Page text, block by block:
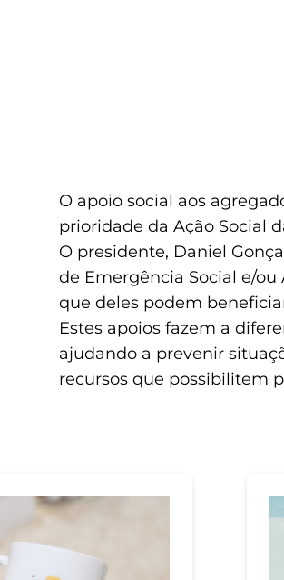
O apoio social aos
prioridade da Ação Social
O presidente, Daniel
de Emergência Social e/
que deles podem
Estes apoios fazem a
ajudando a prevenir
recursos que possibilitem